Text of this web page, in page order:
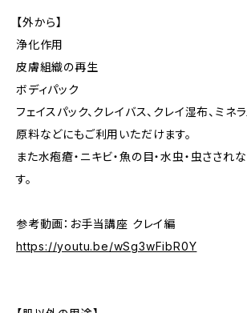
【外から】
浄化作用
皮膚組織の再生
ボディパック
フェイスパック、クレイバス、クレイ湿布、ミネ
原料などにもご利用いただけます。
また水疱瘡・ニキビ・魚の目・水虫・虫さされ
す。
参考動画：お手当講座 クレイ編
https://youtu.be/wSg3wFibR0Y